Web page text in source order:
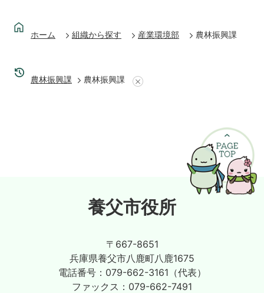
ホーム 組織から探す 産業環境部 農林振興課
農林振興課 農林振興課
養父市役所
〒667-8651
兵庫県養父市八鹿町八鹿1675
電話番号： 079-662-3161（代表）
ファックス： 079-662-7491